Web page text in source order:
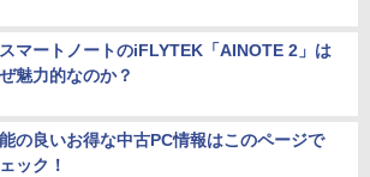
マートノートのiFLYTEK「AINOTE 2」は
魅力的なのか？
の良いお得な中古PC情報はこのページで
ック！